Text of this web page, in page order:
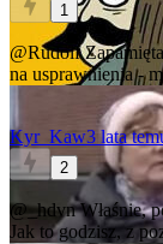
1
@Rudolf
na usprawnienia -
Kyr_Kaw3 lata
2
@_hdvnWłaśnie,
Jak to godzisz, z